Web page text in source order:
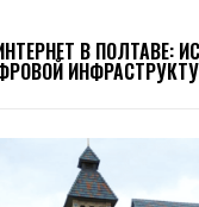
В ПОЛТАВЕ: